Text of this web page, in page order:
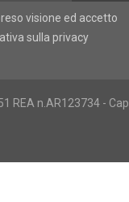
visione ed accetto
sulla privacy
REA n.AR123734 - Cap.